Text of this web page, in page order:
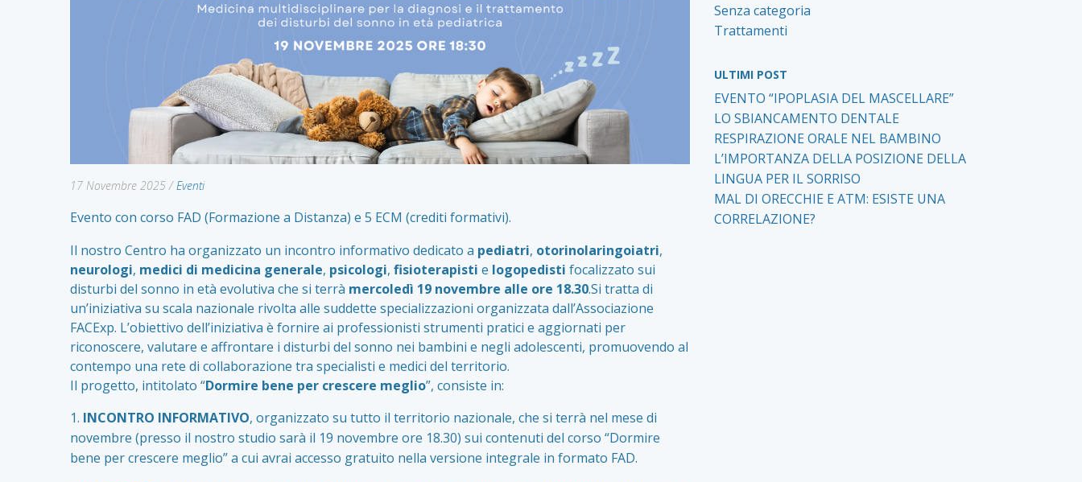
17 Novembre 2025/Eventi
Evento con corso FAD (Formazione a Distanza) e 5 ECM (crediti formativi).
Il nostro Centro ha organizzato un incontro informativo dedicato a pediatri, otorinolaringoiatri,
neurologi, medici di medicina generale, psicologi, fisioterapisti e logopedisti focalizzato sui
disturbi del sonno in età evolutiva che si terrà mercoledì 19 novembre alle ore 18.30.Si tratta di
un’iniziativa su scala nazionale rivolta alle suddette specializzazioni organizzata dall’Associazione
FACExp. L’obiettivo dell’iniziativa è fornire ai professionisti strumenti pratici e aggiornati per
riconoscere, valutare e affrontare i disturbi del sonno nei bambini e negli adolescenti, promuovendo al
contempo una rete di collaborazione tra specialisti e medici del territorio.
Il progetto, intitolato “Dormire bene per crescere meglio”, consiste in:
1. INCONTRO INFORMATIVO, organizzato su tutto il territorio nazionale, che si terrà nel mese di
novembre (presso il nostro studio sarà il 19 novembre ore 18.30) sui contenuti del corso “Dormire
bene per crescere meglio” a cui avrai accesso gratuito nella versione integrale in formato FAD.
Senza categoria
Trattamenti
ULTIMI POST
EVENTO “IPOPLASIA DEL MASCELLARE”
LO SBIANCAMENTO DENTALE
RESPIRAZIONE ORALE NEL BAMBINO
L’IMPORTANZA DELLA POSIZIONE DELLA
LINGUA PER IL SORRISO
MAL DI ORECCHIE E ATM: ESISTE UNA
CORRELAZIONE?